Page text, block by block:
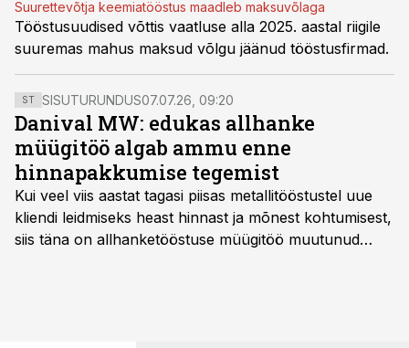
Suurettevõtja keemiatööstus maadleb maksuvõlaga
Tööstusuudised võttis vaatluse alla 2025. aastal riigile
suuremas mahus maksud võlgu jäänud tööstusfirmad.
ST SISUTURUNDUS07.07.26, 09:20
Danival MW: edukas allhanke
müügitöö algab ammu enne
hinnapakkumise tegemist
Kui veel viis aastat tagasi piisas metallitööstustel uue
kliendi leidmiseks heast hinnast ja mõnest kohtumisest,
siis täna on allhanketööstuse müügitöö muutunud